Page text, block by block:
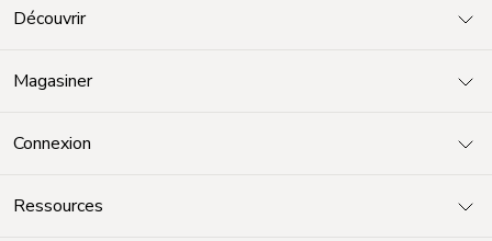
Découvrir
Magasiner
Connexion
Ressources